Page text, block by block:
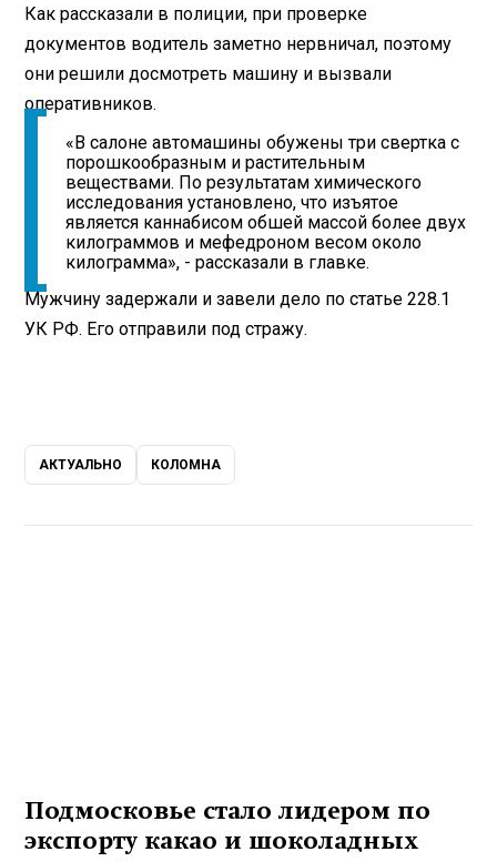
Как рассказали в полиции, при проверке
документов водитель заметно нервничал, поэтому
они решили досмотреть машину и вызвали
оперативников.
«В салоне автомашины обужены три свертка с
порошкообразным и растительным
веществами. По результатам химического
исследования установлено, что изъятое
является каннабисом обшей массой более двух
килограммов и мефедроном весом около
килограмма», - рассказали в главке.
Мужчину задержали и завели дело по статье 228.1
УК РФ. Его отправили под стражу.
АКТУАЛЬНО КОЛОМНА
Подмосковье стало лидером по
экспорту какао и шоколадных